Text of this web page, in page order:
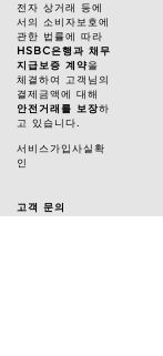
전자 상거래 등에
서의 소비자보호에
관한 법률에 따라
HSBC은행과 채무
지급보증 계약을
체결하여 고객님의
결제금액에 대해
안전거래를 보장하
고 있습니다.
서비스가입사실확
인
고객 문의